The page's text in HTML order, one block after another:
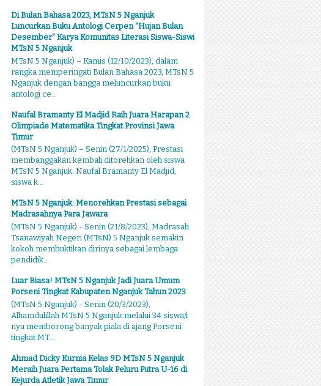
Di Bulan Bahasa 2023, MTsN 5 Nganjuk
Luncurkan Buku Antologi Cerpen "Hujan Bulan
Desember" Karya Komunitas Literasi Siswa-Siswi
MTsN 5 Nganjuk
MTsN 5 Nganjuk) – Kamis (12/10/2023), dalam
rangka memperingati Bulan Bahasa 2023, MTsN 5
Nganjuk dengan bangga meluncurkan buku
antologi ce...
Naufal Bramanty El Madjid Raih Juara Harapan 2
Olimpiade Matematika Tingkat Provinsi Jawa
Timur
(MTsN 5 Nganjuk) – Senin (27/1/2025), Prestasi
membanggakan kembali ditorehkan oleh siswa
MTsN 5 Nganjuk. Naufal Bramanty El Madjid,
siswa k...
MTsN 5 Nganjuk: Menorehkan Prestasi sebagai
Madrasahnya Para Jawara
(MTsN 5 Nganjuk) - Senin (21/8/2023), Madrasah
Tsanawiyah Negeri (MTsN) 5 Nganjuk semakin
kokoh membuktikan dirinya sebagai lembaga
pendidik...
Luar Biasa! MTsN 5 Nganjuk Jadi Juara Umum
Porseni Tingkat Kabupaten Nganjuk Tahun 2023
(MTsN 5 Nganjuk) - Senin (20/3/2023),
Alhamdulillah MTsN 5 Nganjuk melalui 34 siswa/i
nya memborong banyak piala di ajang Porseni
tingkat MT...
Ahmad Dicky Kurnia Kelas 9D MTsN 5 Nganjuk
Meraih Juara Pertama Tolak Peluru Putra U-16 di
Kejurda Atletik Jawa Timur